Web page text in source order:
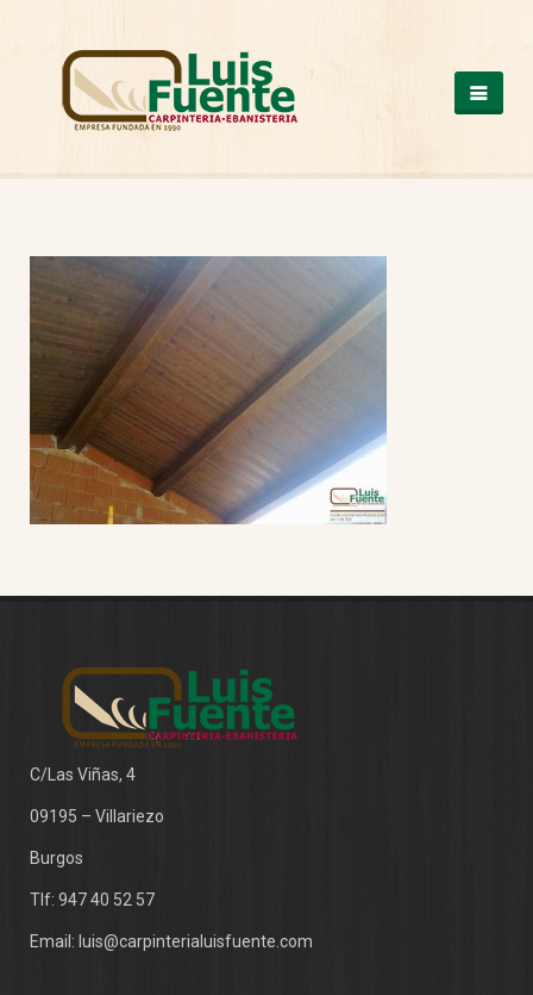
CASAS DE MADERA
ESCALERAS DE MADERA
ESTRUCTURAS DE MADERA
MESAS DE MADERA
PUERTAS DE MADERA
SUELOS DE MADERA
TRABAJOS A MEDIDA
VENTANAS DE ALUMINIO Y PVC
NUESTROS TRABAJOS
CONTACTO
C/Las Viñas, 4
09195 – Villariezo
Burgos
Tlf: 947 40 52 57
Email: luis@carpinterialuisfuente.com